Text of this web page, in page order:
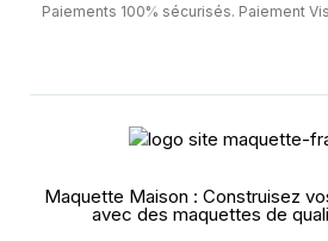
Paiements 100% sécurisés. Paiement
Maquette Maison : Construisez
avec des maquettes de